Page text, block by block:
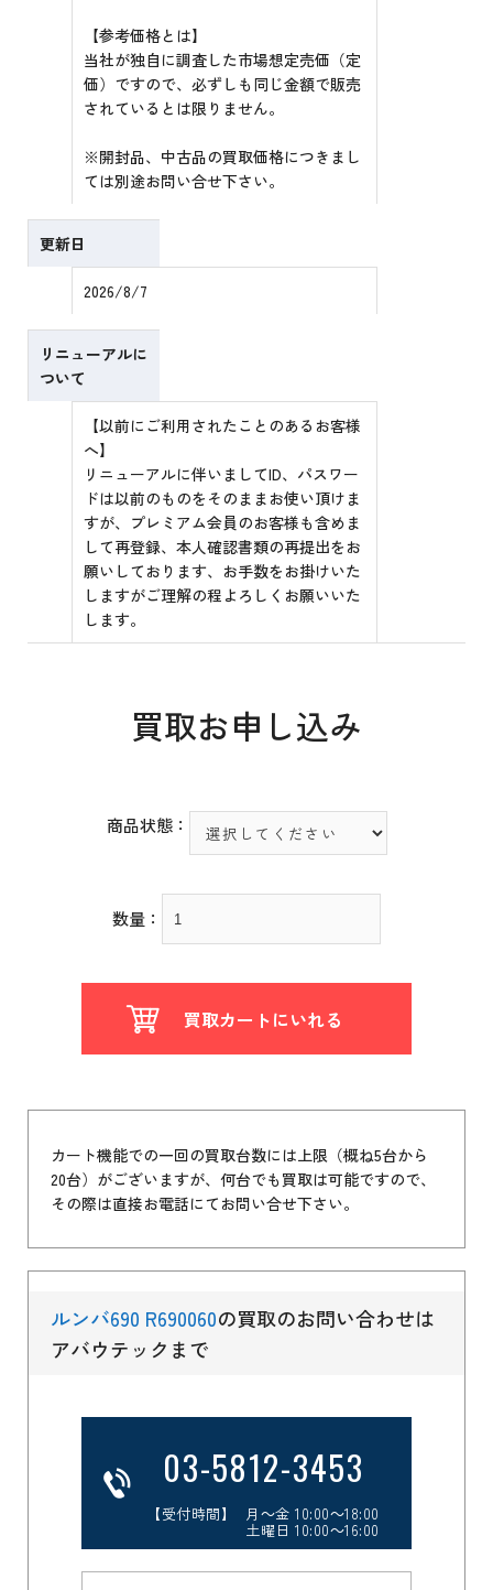
【参考価格とは】
当社が独自に調査した市場想定売価（定
価）ですので、必ずしも同じ金額で販売
されているとは限りません。
※開封品、中古品の買取価格につきまし
ては別途お問い合せ下さい。
更新日
2026/8/7
リニューアルに
ついて
【以前にご利用されたことのあるお客様
へ】
リニューアルに伴いましてID、パスワー
ドは以前のものをそのままお使い頂けま
すが、プレミアム会員のお客様も含めま
して再登録、本人確認書類の再提出をお
願いしております、お手数をお掛けいた
しますがご理解の程よろしくお願いいた
します。
買取お申し込み
商品状態：
数量：
買取カートにいれる
カート機能での一回の買取台数には上限（概ね5台から
20台）がございますが、何台でも買取は可能ですので、
その際は直接お電話にてお問い合せ下さい。
ルンバ690 R690060の買取のお問い合わせは
アバウテックまで
03-5812-3453
【受付時間】 月～金 10:00～18:00
土曜日 10:00～16:00